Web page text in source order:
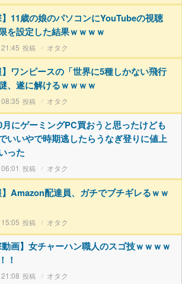
】11歳の娘のパソコンにYouTubeの視聴
を設定した結果ｗｗｗｗ
オタク
】ワンピースの「世界に5種しかない飛行
、遂に解けるｗｗｗｗ
オタク
月にゲーミングPC買おうと思ったけども
いいやで時期逃したらうなぎ登りに値上
った
オタク
】Amazon配達員、ガチでブチギレるｗｗ
オタク
動画】女チャーハン職人のスゴ技ｗｗｗｗ
！
オタク